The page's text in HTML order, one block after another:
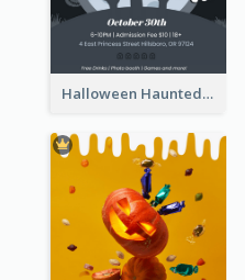
Halloween Haunted House Party Poster